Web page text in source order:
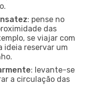
: pense no
das
se viajar com
ideia reservar um
: levante-se
a circulação das